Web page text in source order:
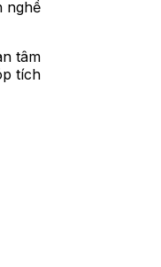
nghề
tâm
tích